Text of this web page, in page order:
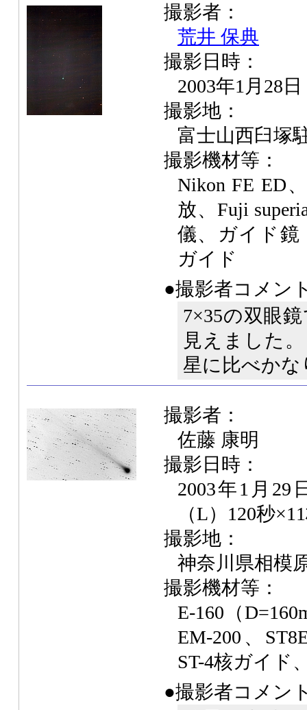
撮影者：
荒井 保典
撮影日時：
2003年1月28
撮影地：
富士山西臼塚
撮影機材等：
Nikon FE ED
放、Fuji
儀、ガイド鏡
ガイド
●撮影者コメン
7×35の双眼
見えました
星に比べか
撮影者：
佐藤 康明
撮影日時：
2003年1月29
（L）120秒
撮影地：
神奈川県相模
撮影機材等：
E-160（
EM-200、
ST-4核ガイド
●撮影者コメン